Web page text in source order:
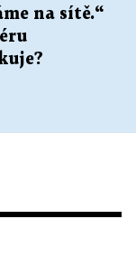
na sítě.“